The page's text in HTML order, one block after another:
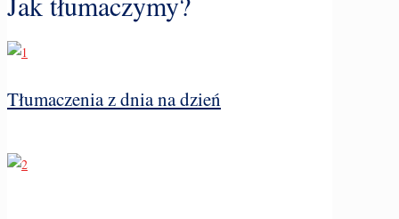
Tłumaczenia z dnia na dzień